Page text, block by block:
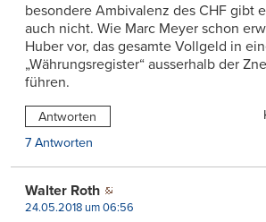
besondere Ambivalenz des CHF gibt
auch nicht. Wie Marc Meyer schon
Huber vor, das gesamte Vollgeld in
„Währungsregister“ ausserhalb der
führen.
Antworten
7 Antworten
Walter Roth
24.05.2018 um 06:56